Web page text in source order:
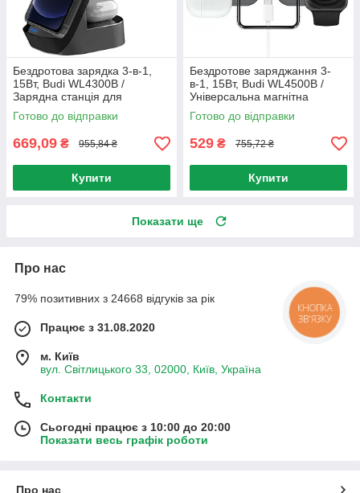
Бездротова зарядка 3-в-1,
15Вт, Budi WL4300B /
Зарядна станція для
телефону та годинника
Готово до відправки
669,09 ₴ 955,84 ₴
Купити
Бездротове заряджання 3-
в-1, 15Вт, Budi WL4500B /
Універсальна магнітна
зарядна станція
Готово до відправки
529 ₴ 755,72 ₴
Купити
Показати ще
Про нас
79% позитивних з 24668 відгуків за рік
Працює з 31.08.2020
м. Київ
вул. Світлицького 33, 02000, Київ, Україна
Контакти
Сьогодні працює з 10:00 до 20:00
Показати весь графік роботи
Про нас
КНОПКА
ЗВ'ЯЗКУ